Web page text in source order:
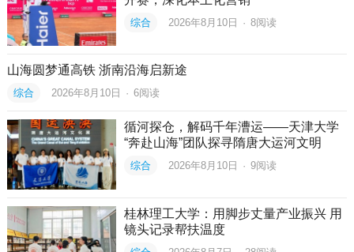
综合 2026年8月10日 · 8阅读
山海圆梦通高铁 浙南沿海启新途
综合 2026年8月10日 · 6阅读
循河探仓，解码千年漕运——天津大学
“奔赴山海”团队探寻隋唐大运河文明
综合 2026年8月10日 · 9阅读
桂林理工大学：用脚步丈量产业振兴 用
镜头记录帮扶温度